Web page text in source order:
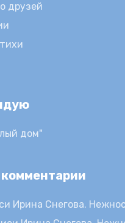
друзей
дом"
Ирина Снегова.